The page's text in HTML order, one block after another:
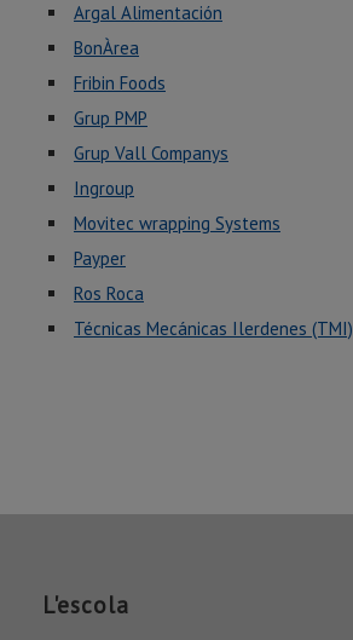
Argal Alimentación
BonÀrea
Fribin Foods
Grup PMP
Grup Vall Companys
Ingroup
Movitec wrapping Systems
Payper
Ros Roca
Técnicas Mecánicas Ilerdenes (TMI)
L'escola